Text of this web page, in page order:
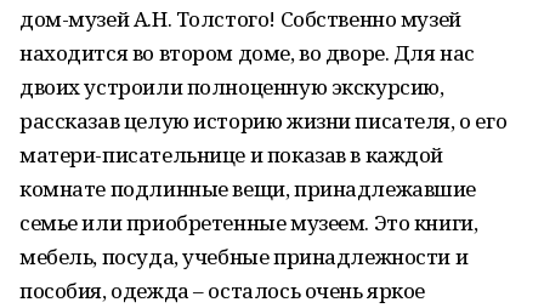
дом-музей А.Н. Толстого! Собственно музей
находится во втором доме, во дворе. Для нас
двоих устроили полноценную экскурсию,
рассказав целую историю жизни писателя, о его
матери-писательнице и показав в каждой
комнате подлинные вещи, принадлежавшие
семье или приобретенные музеем. Это книги,
мебель, посуда, учебные принадлежности и
пособия, одежда – осталось очень яркое